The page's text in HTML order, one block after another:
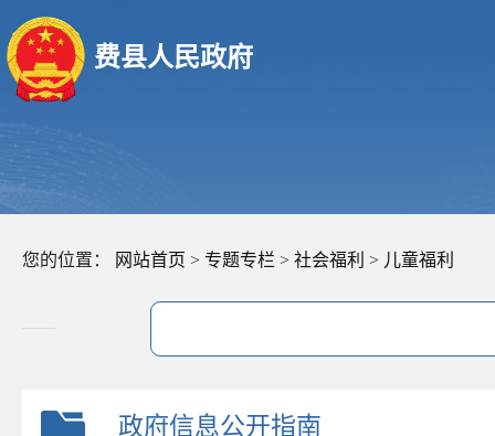
费县人民政府
您的位置： 网站首页 > 专题专栏 > 社会福利 > 儿童福利
政府信息公开指南